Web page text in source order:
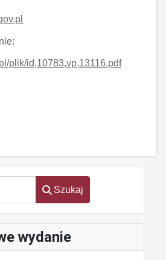
Szukaj
wydanie
plik/id,10783,vp,13116.pdf